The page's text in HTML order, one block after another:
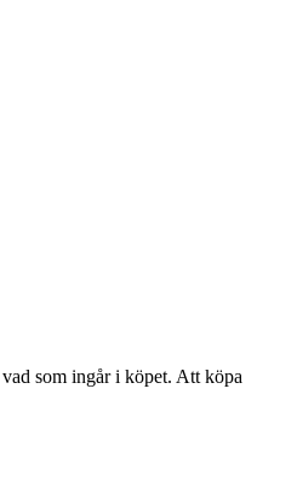
som ingår i köpet. Att köpa